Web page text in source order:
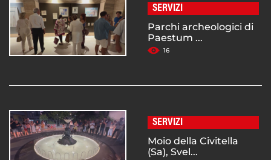
SERVIZI
Parchi archeologici di
Paestum ...
16
SERVIZI
Moio della Civitella
(Sa), Svel...